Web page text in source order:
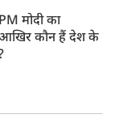
मोदी का
कौन हैं देश के